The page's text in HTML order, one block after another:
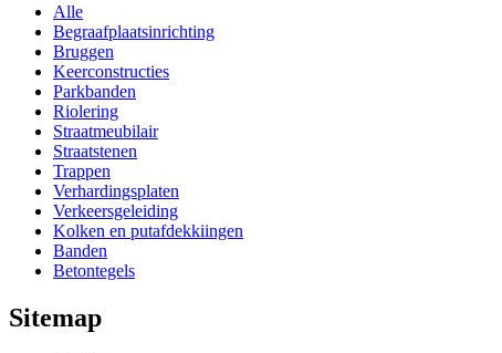
Alle
Begraafplaatsinrichting
Bruggen
Keerconstructies
Parkbanden
Riolering
Straatmeubilair
Straatstenen
Trappen
Verhardingsplaten
Verkeersgeleiding
Kolken en putafdekkiingen
Banden
Betontegels
Sitemap